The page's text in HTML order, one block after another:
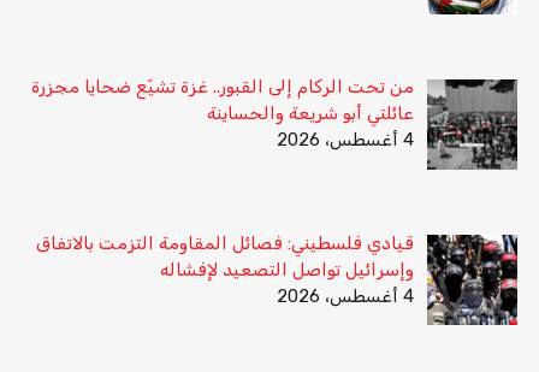
من تحت الركام إلى القبور.. غزة تشيّع ضحايا مجزرة
عائلتي أبو شريعة والحساينة
4 أغسطس، 2026
قيادي فلسطيني: فصائل المقاومة التزمت بالاتفاق
وإسرائيل تواصل التصعيد لإفشاله
4 أغسطس، 2026